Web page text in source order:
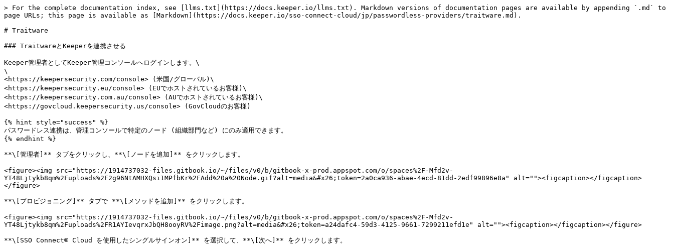
> For the complete documentation index, see [llms.txt](https://docs.keeper.io/llms.txt). Markdown versions of documentation pages are available by appending `.md` to
page URLs; this page is available as [Markdown](https://docs.keeper.io/sso-connect-cloud/jp/passwordless-providers/traitware.md).
# Traitware
### TraitwareとKeeperを連携させる
Keeper管理者としてKeeper管理コンソールへログインします。\
\
<https://keepersecurity.com/console> (米国/グローバル)\
<https://keepersecurity.eu/console> (EUでホストされているお客様)\
<https://keepersecurity.com.au/console> (AUでホストされているお客様)\
<https://govcloud.keepersecurity.us/console> (GovCloudのお客様)
{% hint style="success" %}
パスワードレス連携は、管理コンソールで特定のノード (組織部門など) にのみ適用できます。
{% endhint %}
**\[管理者]** タブをクリックし、**\[ノードを追加]** をクリックします。
<figure><img src="https://1914737032-files.gitbook.io/~/files/v0/b/gitbook-x-prod.appspot.com/o/spaces%2F-Mfd2v-
YT48Ljtykb8qm%2Fuploads%2F2g96NtAMHXQsi1MPfbKr%2FAdd%20a%20Node.gif?alt=media&#x26;token=2a0ca936-abae-4ecd-81dd-2edf99896e8a" alt=""><figcaption></figcaption>
</figure>
**\[プロビジョニング]** タブで **\[メソッドを追加]** をクリックします。
<figure><img src="https://1914737032-files.gitbook.io/~/files/v0/b/gitbook-x-prod.appspot.com/o/spaces%2F-Mfd2v-
YT48Ljtykb8qm%2Fuploads%2FR1AYIevqrxJbQH8ooyRV%2Fimage.png?alt=media&#x26;token=a24dafc4-59d3-4125-9661-7299211efd1e" alt=""><figcaption></figcaption></figure>
**\[SSO Connect® Cloud を使用したシングルサインオン]** を選択して、**\[次へ]** をクリックします。